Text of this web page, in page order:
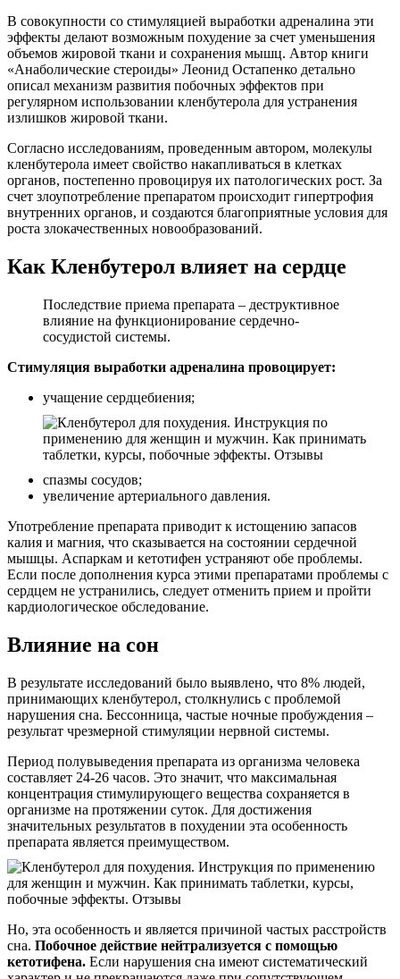
В совокупности со стимуляцией выработки адреналина эти
эффекты делают возможным похудение за счет уменьшения
объемов жировой ткани и сохранения мышц. Автор книги
«Анаболические стероиды» Леонид Остапенко детально
описал механизм развития побочных эффектов при
регулярном использовании кленбутерола для устранения
излишков жировой ткани.
Согласно исследованиям, проведенным автором, молекулы
кленбутерола имеет свойство накапливаться в клетках
органов, постепенно провоцируя их патологических рост. За
счет злоупотребление препаратом происходит гипертрофия
внутренних органов, и создаются благоприятные условия для
роста злокачественных новообразований.
Как Кленбутерол влияет на сердце
Последствие приема препарата – деструктивное
влияние на функционирование сердечно-
сосудистой системы.
Стимуляция выработки адреналина провоцирует:
учащение сердцебиения;
спазмы сосудов;
увеличение артериального давления.
Употребление препарата приводит к истощению запасов
калия и магния, что сказывается на состоянии сердечной
мышцы. Аспаркам и кетотифен устраняют обе проблемы.
Если после дополнения курса этими препаратами проблемы с
сердцем не устранились, следует отменить прием и пройти
кардиологическое обследование.
Влияние на сон
В результате исследований было выявлено, что 8% людей,
принимающих кленбутерол, столкнулись с проблемой
нарушения сна. Бессонница, частые ночные пробуждения –
результат чрезмерной стимуляции нервной системы.
Период полувыведения препарата из организма человека
составляет 24-26 часов. Это значит, что максимальная
концентрация стимулирующего вещества сохраняется в
организме на протяжении суток. Для достижения
значительных результатов в похудении эта особенность
препарата является преимуществом.
Но, эта особенность и является причиной частых расстройств
сна. Побочное действие нейтрализуется с помощью
кетотифена. Если нарушения сна имеют систематический